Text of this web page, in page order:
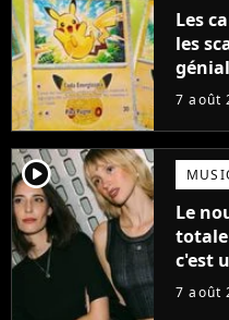
Les
les
ruiner
7 août
player2
Le
c'est
7 août